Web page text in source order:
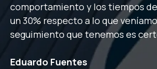
comportamiento y los tiempos
un 30% respecto a lo que
seguimiento que tenemos es
Eduardo Fuentes